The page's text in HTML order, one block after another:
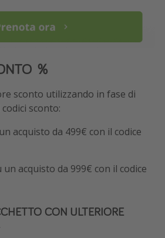
％
sconto utilizzando in fase di
sconto:
acquisto da 499€ con il codice
un acquisto da 999€ con il codice
CON ULTERIORE